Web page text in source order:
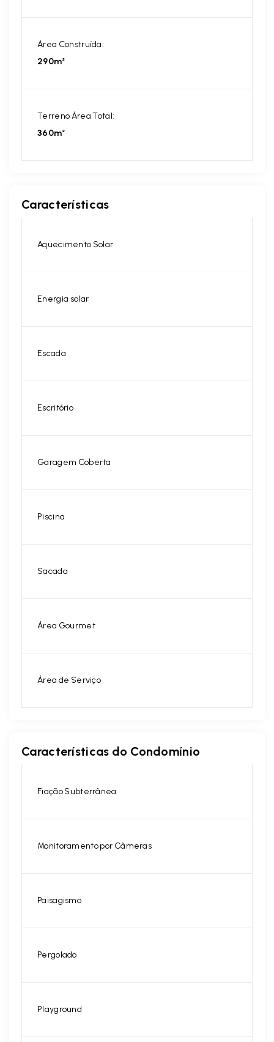
Área Construída:
290m²
Terreno Área Total:
360m²
Características
Aquecimento Solar
Energia solar
Escada
Escritório
Garagem Coberta
Piscina
Sacada
Área Gourmet
Área de Serviço
Características do Condomínio
Fiação Subterrânea
Monitoramento por Câmeras
Paisagismo
Pergolado
Playground